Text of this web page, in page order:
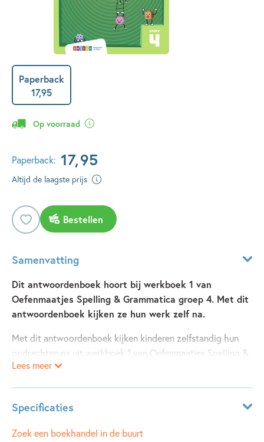
Paperback
17,95
Op voorraad
Paperback: 17,95
Altijd de laagste prijs
Bestellen
Samenvatting
Dit antwoordenboek hoort bij werkboek 1 van
Oefenmaatjes Spelling & Grammatica groep 4. Met dit
antwoordenboek kijken ze hun werk zelf na.
Met dit antwoordenboek kijken kinderen zelfstandig hun
opdrachten na uit werkboek 1 van Oefenmaatjes Spelling &
Grammatica groep 4.
kinderen bij het correct spellen van woorden, het maken
van goede zinnen en het begrijpen van taalregels. De
Lees meer
Specificaties
Leeftijdsindicatie: 6 - 8 jaar
Zoek een boekhandel in de buurt